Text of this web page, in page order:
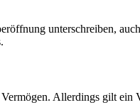
unterschreiben,
Allerdings gilt